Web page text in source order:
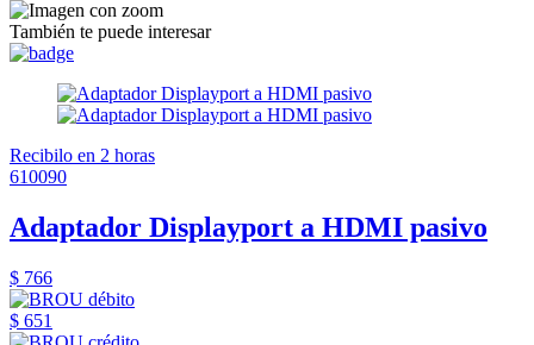
También te puede interesar
Recibilo en 2 horas
610090
Adaptador Displayport a HDMI pasivo
$ 766
$ 651